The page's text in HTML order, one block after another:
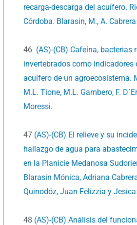
recarga-descarga del acuífero.
Córdoba. Blarasin, M., A.
46 (AS)-(CB) Cafeína, bacterias
invertebrados como indicadores
acuífero de un agroecosistema.
M.L. Tione, M.L. Gambero, F.
Moressi.
47 (AS)-(CB) El relieve y su
hallazgo de agua para
en la Planicie Medanosa
Blarasin Mónica, Adriana
Quinodóz, Juan Felizzia y
48 (AS)-(CB) Análisis del